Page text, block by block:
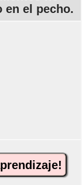
en el pecho.